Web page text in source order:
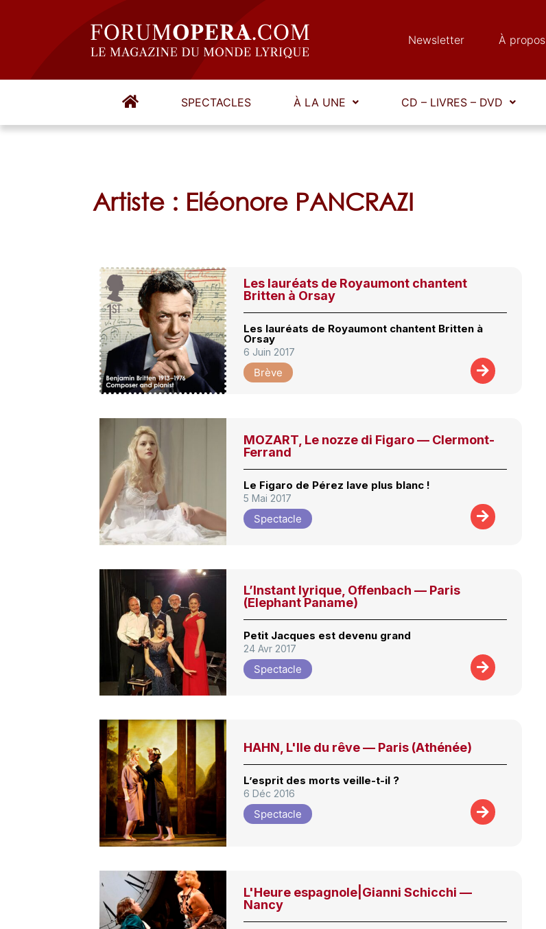
Newsletter À propos
SPECTACLES À LA UNE CD – LIVRES – DVD
Artiste : Eléonore PANCRAZI
Les lauréats de Royaumont chantent
Britten à Orsay
Les lauréats de Royaumont chantent Britten à
Orsay
6 Juin 2017
Brève
MOZART, Le nozze di Figaro — Clermont-
Ferrand
Le Figaro de Pérez lave plus blanc !
5 Mai 2017
Spectacle
L’Instant lyrique, Offenbach — Paris
(Elephant Paname)
Petit Jacques est devenu grand
24 Avr 2017
Spectacle
HAHN, L'Ile du rêve — Paris (Athénée)
L’esprit des morts veille-t-il ?
6 Déc 2016
Spectacle
L'Heure espagnole|Gianni Schicchi —
Nancy